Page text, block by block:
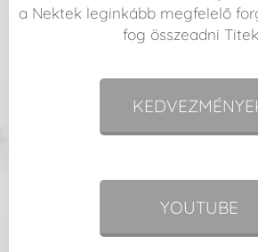
a Nektek leginkább megfelelő
fog összeadni
YOUTUBE